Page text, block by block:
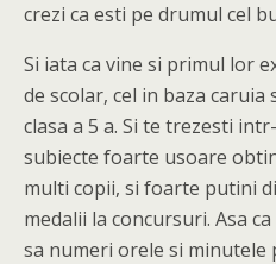
crezi ca esti pe drumul cel
Si iata ca vine si primul lor
de scolar, cel in baza
clasa a 5 a. Si te trezesti
subiecte foarte usoare
multi copii, si foarte putini
medalii la concursuri. Asa
sa numeri orele si